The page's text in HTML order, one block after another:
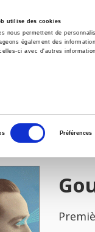
utilise des cookies
nous permettent de
également des
ci avec d'autres
Préférences